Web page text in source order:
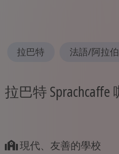
拉巴特 法語/阿拉
拉巴特 Sprachcaffe
現代、友善的學校